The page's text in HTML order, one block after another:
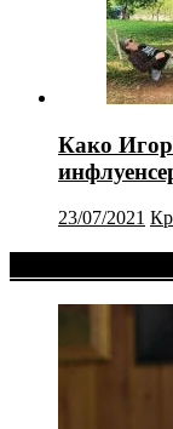
Како Игор
23/07/2021